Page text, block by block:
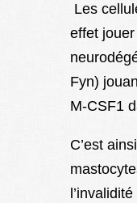
Les
effet
Fyn)
M-CSF1
C’est